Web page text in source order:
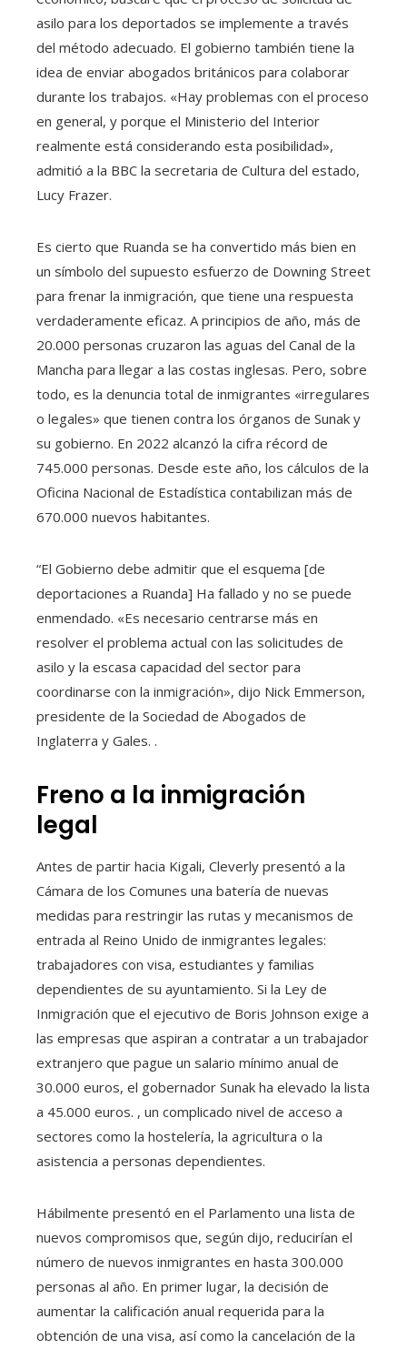
asilo para los deportados se implemente a través
del método adecuado. El gobierno también tiene la
idea de enviar abogados británicos para colaborar
durante los trabajos. «Hay problemas con el proceso
en general, y porque el Ministerio del Interior
realmente está considerando esta posibilidad»,
admitió a la BBC la secretaria de Cultura del estado,
Lucy Frazer.
Es cierto que Ruanda se ha convertido más bien en
un símbolo del supuesto esfuerzo de Downing Street
para frenar la inmigración, que tiene una respuesta
verdaderamente eficaz. A principios de año, más de
20.000 personas cruzaron las aguas del Canal de la
Mancha para llegar a las costas inglesas. Pero, sobre
todo, es la denuncia total de inmigrantes «irregulares
o legales» que tienen contra los órganos de Sunak y
su gobierno. En 2022 alcanzó la cifra récord de
745.000 personas. Desde este año, los cálculos de la
Oficina Nacional de Estadística contabilizan más de
670.000 nuevos habitantes.
“El Gobierno debe admitir que el esquema [de
deportaciones a Ruanda] Ha fallado y no se puede
enmendado. «Es necesario centrarse más en
resolver el problema actual con las solicitudes de
asilo y la escasa capacidad del sector para
coordinarse con la inmigración», dijo Nick Emmerson,
presidente de la Sociedad de Abogados de
Inglaterra y Gales. .
Freno a la inmigración
legal
Antes de partir hacia Kigali, Cleverly presentó a la
Cámara de los Comunes una batería de nuevas
medidas para restringir las rutas y mecanismos de
entrada al Reino Unido de inmigrantes legales:
trabajadores con visa, estudiantes y familias
dependientes de su ayuntamiento. Si la Ley de
Inmigración que el ejecutivo de Boris Johnson exige a
las empresas que aspiran a contratar a un trabajador
extranjero que pague un salario mínimo anual de
30.000 euros, el gobernador Sunak ha elevado la lista
a 45.000 euros. , un complicado nivel de acceso a
sectores como la hostelería, la agricultura o la
asistencia a personas dependientes.
Hábilmente presentó en el Parlamento una lista de
nuevos compromisos que, según dijo, reducirían el
número de nuevos inmigrantes en hasta 300.000
personas al año. En primer lugar, la decisión de
aumentar la calificación anual requerida para la
obtención de una visa, así como la cancelación de la